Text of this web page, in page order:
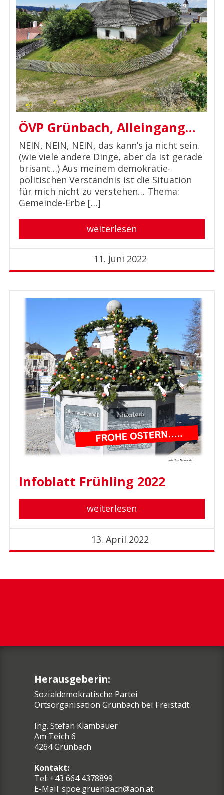
ÖVP Grünbach, Alleingang…
NEIN, NEIN, NEIN, das kann’s ja nicht sein.
(wie viele andere Dinge, aber da ist gerade
brisant…) Aus meinem demokratie-
politischen Verständnis ist die Situation
für mich nicht zu verstehen… Thema:
Gemeinde-Erbe […]
weiterlesen
11. Juni 2022
Infoblatt Frühling 2022
weiterlesen
13. April 2022
Herausgeberin:
Sozialdemokratische Partei
Ortsorganisation Grünbach bei Freistadt
Ing. Stefan Klambauer
Am Teich 6
4264 Grünbach
Kontakt:
Tel: +43 664 4378899
E-Mail: spoe.gruenbach@aon.at